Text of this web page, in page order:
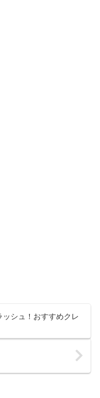
ッシュ！おすすめクレ